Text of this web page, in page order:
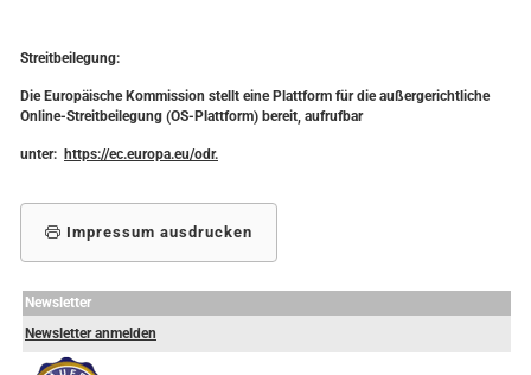
Streitbeilegung:
Die Europäische Kommission stellt eine Plattform für die außergerichtliche
Online-Streitbeilegung (OS-Plattform) bereit, aufrufbar
unter: https://ec.europa.eu/odr.
Impressum ausdrucken
Newsletter
Newsletter anmelden